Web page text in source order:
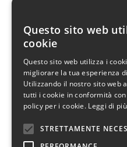
Strada de la
tel.
cell.
Per visionare e
Lun - Sab 09.00 -
Domenica
Questo sito web
cookie
Questo sito web utilizza i
migliorare la tua esperienza
Utilizzando il nostro sito web
tutti i cookie in conformità
policy per i cookie. Leggi di più
STRETTAMENTE